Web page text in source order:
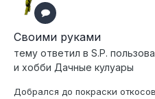
Своими руками
тему ответил в S.P.
и хобби Дачные кулуары
Добрался до покраски